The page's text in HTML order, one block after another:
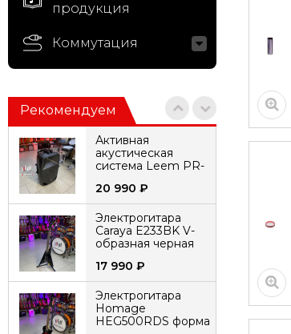
продукция
Коммутация
Рекомендуем
Активная
акустическая
система Leem PR-
микрофонами
аккумуляторная
20 990 ₽
Электрогитара
Caraya E233BK V-
образная черная
17 990 ₽
Электрогитара
Homage
HEG500RDS форма